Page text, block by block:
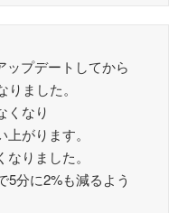
ップデートしてから
ました。
くなり
がります。
りました。
5分に2%も減るよう